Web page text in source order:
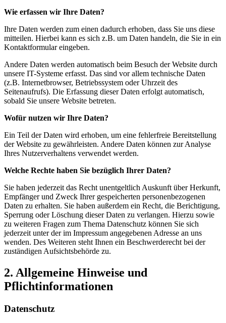
Wie erfassen wir Ihre Daten?
Ihre Daten werden zum einen dadurch erhoben, dass Sie uns diese
mitteilen. Hierbei kann es sich z.B. um Daten handeln, die Sie in ein
Kontaktformular eingeben.
Andere Daten werden automatisch beim Besuch der Website durch
unsere IT-Systeme erfasst. Das sind vor allem technische Daten
(z.B. Internetbrowser, Betriebssystem oder Uhrzeit des
Seitenaufrufs). Die Erfassung dieser Daten erfolgt automatisch,
sobald Sie unsere Website betreten.
Wofür nutzen wir Ihre Daten?
Ein Teil der Daten wird erhoben, um eine fehlerfreie Bereitstellung
der Website zu gewährleisten. Andere Daten können zur Analyse
Ihres Nutzerverhaltens verwendet werden.
Welche Rechte haben Sie bezüglich Ihrer Daten?
Sie haben jederzeit das Recht unentgeltlich Auskunft über Herkunft,
Empfänger und Zweck Ihrer gespeicherten personenbezogenen
Daten zu erhalten. Sie haben außerdem ein Recht, die Berichtigung,
Sperrung oder Löschung dieser Daten zu verlangen. Hierzu sowie
zu weiteren Fragen zum Thema Datenschutz können Sie sich
jederzeit unter der im Impressum angegebenen Adresse an uns
wenden. Des Weiteren steht Ihnen ein Beschwerderecht bei der
zuständigen Aufsichtsbehörde zu.
2. Allgemeine Hinweise und
Pflichtinformationen
Datenschutz